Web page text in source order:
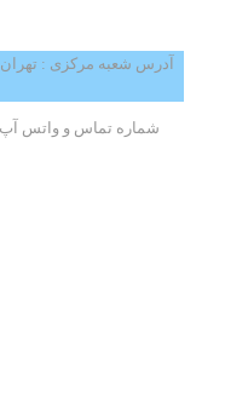
آدرس شعبه مرکزی : تهران
شماره تماس و واتس